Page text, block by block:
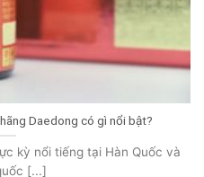
Daedong có gì nổi bật?
kỳ nổi tiếng tại Hàn Quốc và
[...]